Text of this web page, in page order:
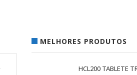
MELHORES PRODUTOS
HCL200 TABLETE